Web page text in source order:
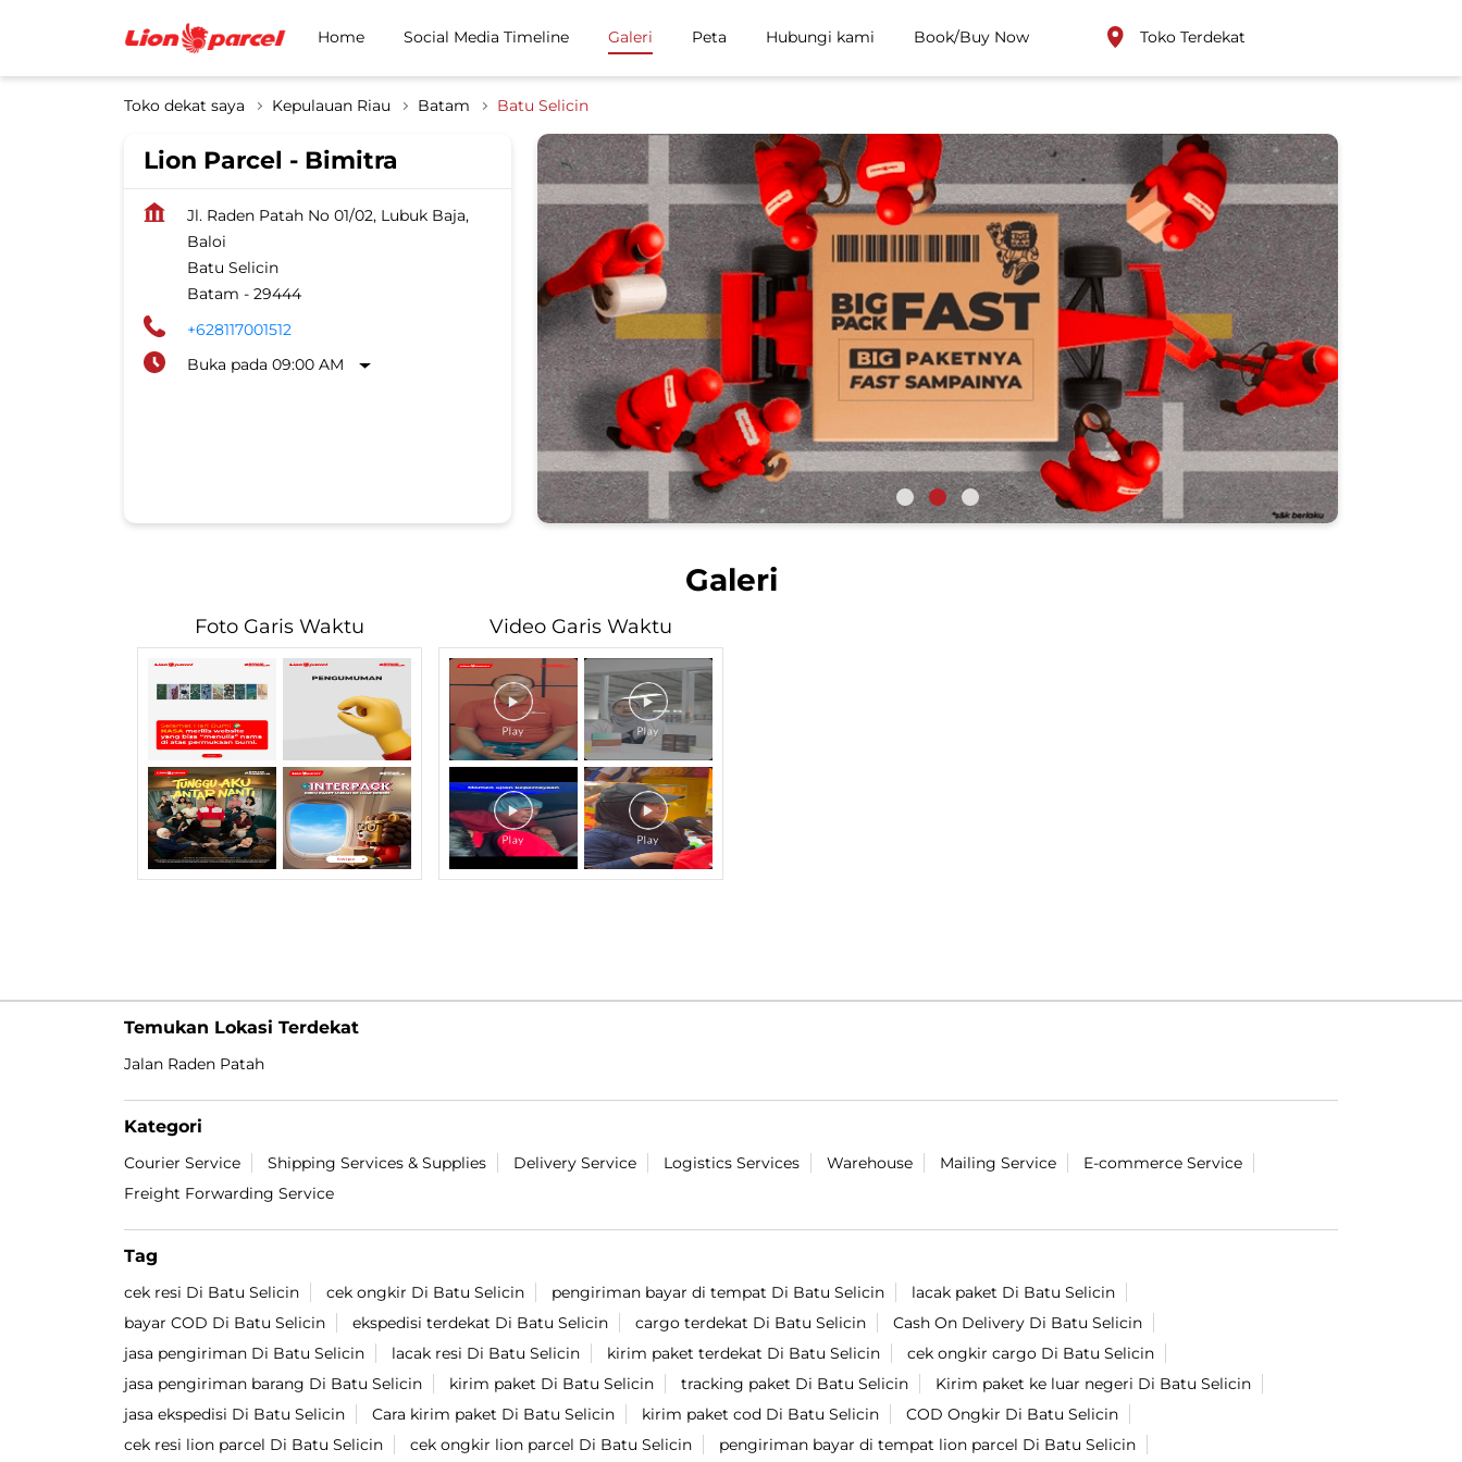
Home Social Media Timeline Galeri Peta Hubungi kami Book/Buy Now Toko Terdekat
Toko dekat saya Kepulauan Riau Batam Batu Selicin
Lion Parcel - Bimitra
Jl. Raden Patah No 01/02, Lubuk Baja,
Baloi
Batu Selicin
Batam - 29444
+628117001512
Buka pada 09:00 AM
Galeri
Foto Garis Waktu Video Garis Waktu
Temukan Lokasi Terdekat
Jalan Raden Patah
Kategori
Courier Service Shipping Services & Supplies Delivery Service Logistics Services Warehouse Mailing Service
E-commerce Service
Freight Forwarding Service
Tag
cek resi Di Batu Selicin cek ongkir Di Batu Selicin pengiriman bayar di tempat Di Batu Selicin
lacak paket Di Batu Selicin
bayar COD Di Batu Selicin
ekspedisi terdekat Di Batu Selicin cargo terdekat Di Batu Selicin
Cash On Delivery Di Batu Selicin
jasa pengiriman Di Batu Selicin
lacak resi Di Batu Selicin kirim paket terdekat Di Batu Selicin
cek ongkir cargo Di Batu Selicin
jasa pengiriman barang Di Batu Selicin
kirim paket Di Batu Selicin tracking paket Di Batu Selicin
Kirim paket ke luar negeri Di Batu Selicin
jasa ekspedisi Di Batu Selicin
Cara kirim paket Di Batu Selicin kirim paket cod Di Batu Selicin
COD Ongkir Di Batu Selicin
cek resi lion parcel Di Batu Selicin
cek ongkir lion parcel Di Batu Selicin pengiriman bayar di tempat lion parcel Di Batu Selicin